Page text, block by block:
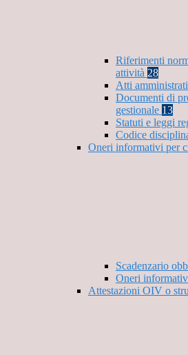
Riferimenti
attività 28
Atti
Documenti di
gestionale 13
Statuti e leggi
Codice
Oneri informativi per
Scadenzario
Oneri
Attestazioni OIV o